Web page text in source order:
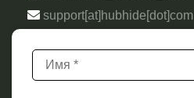
support[at]hubhide[dot]com